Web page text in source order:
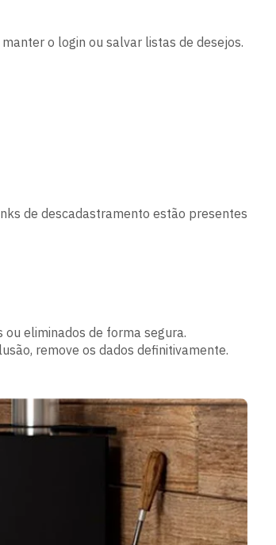
o login ou salvar listas de desejos.
de descadastramento estão presentes
eliminados de forma segura.
remove os dados definitivamente.